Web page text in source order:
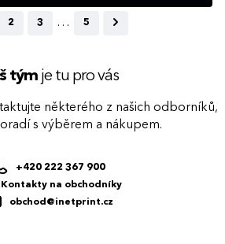
2 3 … 5
týmje tu pro vás
některého z našich odborníků,
s výběrem a nákupem.
+420 222 367 900
Kontakty na obchodníky
obchod@inetprint.cz